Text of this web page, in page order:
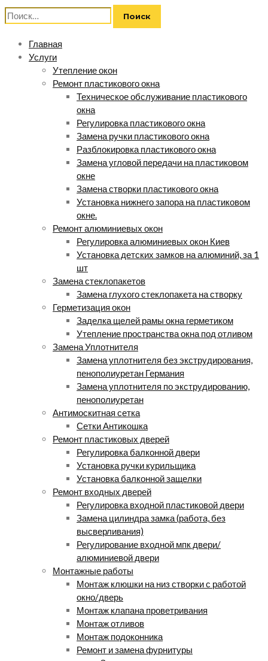
Найти:
Главная
Услуги
Утепление окон
Ремонт пластикового окна
Техническое обслуживание пластикового
окна
Регулировка пластикового окна
Замена ручки пластикового окна
Разблокировка пластикового окна
Замена угловой передачи на пластиковом
окне
Замена створки пластикового окна
Установка нижнего запора на пластиковом
окне.
Ремонт алюминиевых окон
Регулировка алюминиевых окон Киев
Установка детских замков на алюминий, за 1
шт
Замена стеклопакетов
Замена глухого стеклопакета на створку
Герметизация окон
Заделка щелей рамы окна герметиком
Утепление пространства окна под отливом
Замена Уплотнителя
Замена уплотнителя без экструдирования,
пенополиуретан Германия
Замена уплотнителя по экструдированию,
пенополиуретан
Антимоскитная сетка
Сетки Антикошка
Ремонт пластиковых дверей
Регулировка балконной двери
Установка ручки курильщика
Установка балконной защелки
Ремонт входных дверей
Регулировка входной пластиковой двери
Замена цилиндра замка (работа, без
высверливания)
Регулирование входной мпк двери/
алюминиевой двери
Монтажные работы
Монтаж клюшки на низ створки с работой
окно/дверь
Монтаж клапана проветривания
Монтаж отливов
Монтаж подоконника
Ремонт и замена фурнитуры